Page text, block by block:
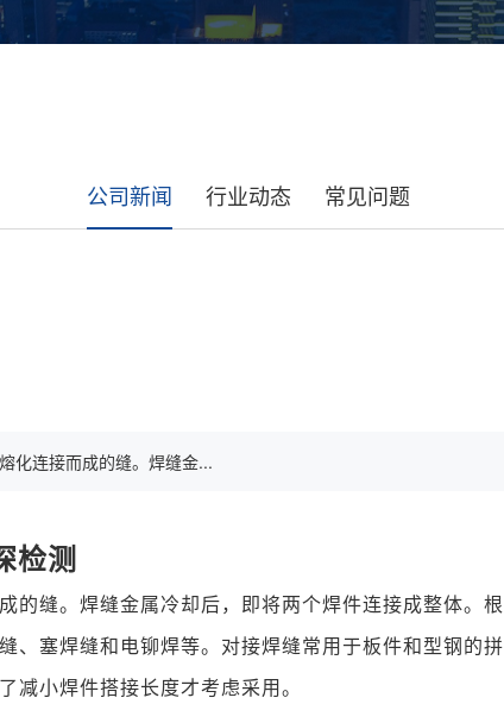
公司新闻 行业动态 常见问题
连接而成的缝。焊缝金...
检测
的缝。焊缝金属冷却后，即将两个焊件连接成整体。根
、塞焊缝和电铆焊等。对接焊缝常用于板件和型钢的拼
减小焊件搭接长度才考虑采用。